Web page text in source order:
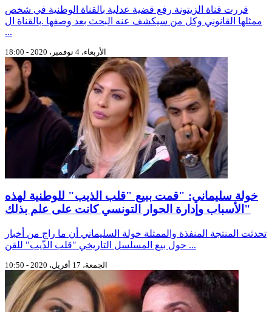
قررت قناة الزيتونة رفع قضية عدلية بالقناة الوطنية في شخص
ممثلها القانوني وكل من سيكشف عنه البحث بعد وصفها .بالقناة ال
...
الأربعاء، 4 نوفمبر، 2020 - 18:00
خولة سليماني: "قمت ببيع "قلب الذيب" للوطنية لهذه
الأسباب وإدارة الحوار التونسي كانت على علم بذلك"
تحدثت المنتجة المنفذة والممثلة خولة السليماني أن ما راج من أخبار
حول بيع المسلسل التاريخي "قلب الذّيب" للقن ...
الجمعة، 17 أفريل، 2020 - 10:50